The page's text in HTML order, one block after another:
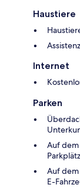
Haustiere
Internet
Parken
Auf
Auf
E-